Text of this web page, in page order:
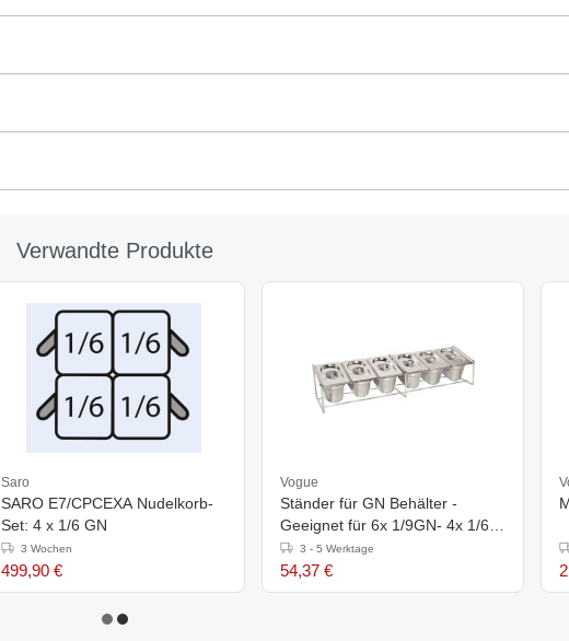
Verwandte Produkte
Saro
SARO E7/CPCEXA Nudelkorb-
Set: 4 x 1/6 GN
3 Wochen
499,90 €
Vogue
Ständer für GN Behälter -
Geeignet für 6x 1/9GN- 4x 1/6
GN oder 2x 1/3GN
3 - 5 Werktage
54,37 €